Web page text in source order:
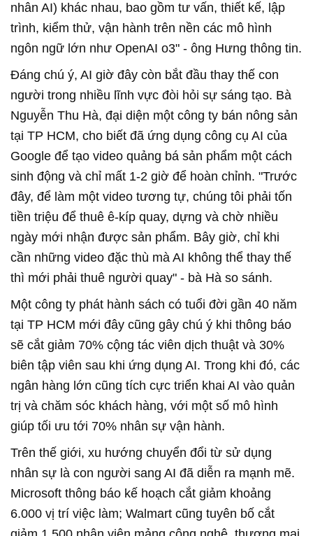
nhân AI) khác nhau, bao gồm tư vấn, thiết kế, lập
trình, kiểm thử, vận hành trên nền các mô hình
ngôn ngữ lớn như OpenAI o3" - ông Hưng thông tin.
Đáng chú ý, AI giờ đây còn bắt đầu thay thế con
người trong nhiều lĩnh vực đòi hỏi sự sáng tạo. Bà
Nguyễn Thu Hà, đại diện một công ty bán nông sản
tại TP HCM, cho biết đã ứng dụng công cụ AI của
Google để tạo video quảng bá sản phẩm một cách
sinh động và chỉ mất 1-2 giờ để hoàn chỉnh. "Trước
đây, để làm một video tương tự, chúng tôi phải tốn
tiền triệu để thuê ê-kíp quay, dựng và chờ nhiều
ngày mới nhận được sản phẩm. Bây giờ, chỉ khi
cần những video đặc thù mà AI không thể thay thế
thì mới phải thuê người quay" - bà Hà so sánh.
Một công ty phát hành sách có tuổi đời gần 40 năm
tại TP HCM mới đây cũng gây chú ý khi thông báo
sẽ cắt giảm 70% cộng tác viên dịch thuật và 30%
biên tập viên sau khi ứng dụng AI. Trong khi đó, các
ngân hàng lớn cũng tích cực triển khai AI vào quản
trị và chăm sóc khách hàng, với một số mô hình
giúp tối ưu tới 70% nhân sự vận hành.
Trên thế giới, xu hướng chuyển đổi từ sử dụng
nhân sự là con người sang AI đã diễn ra mạnh mẽ.
Microsoft thông báo kế hoạch cắt giảm khoảng
6.000 vị trí việc làm; Walmart cũng tuyên bố cắt